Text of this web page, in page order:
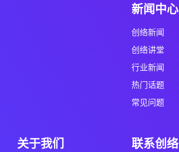
新闻中心
创络新闻
创络讲堂
行业新闻
热门话题
常见问题
关于我们 联系创络